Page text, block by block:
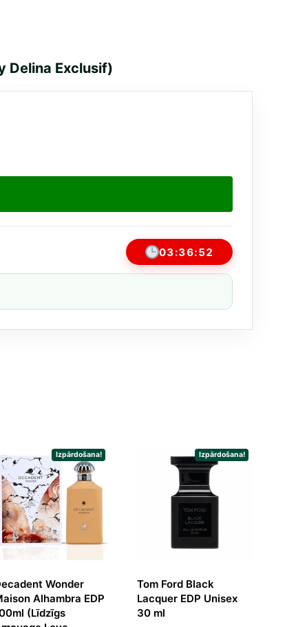
Delina Exclusif)
03:36:52
Izpārdošana!
Wonder
Alhambra EDP
(Līdzīgs
Izpārdošana!
Tom Ford Black
Lacquer EDP Unisex
30 ml